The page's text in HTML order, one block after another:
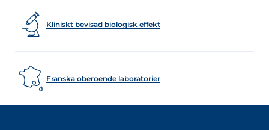
Kliniskt bevisad biologisk effekt
Franska oberoende laboratorier